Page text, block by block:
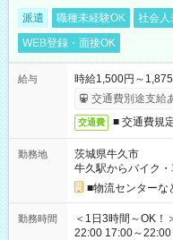
派遣 職種未経験OK 社会人
WEB登録・面接OK
給与
時給1,500円～
交通費別途支給
交通費 ■ 交通費規
勤務地
茨城県牛久市
牛久駅からバイク
■物流センター
勤務時間
＜1日3時間～OK！＞ ▼ 例えば… ▼ 15:00～18:00 15:00
22:00 17:00～22:00 など こちら以外の時間もお気